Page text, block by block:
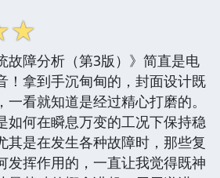
☆
故障分析（第3版）》简直是电
！拿到手沉甸甸的，封面设计既
看就知道是经过精心打磨的。
如何在瞬息万变的工况下保持稳
其是在发生各种故障时，那些复
发挥作用的，一直让我觉得既神